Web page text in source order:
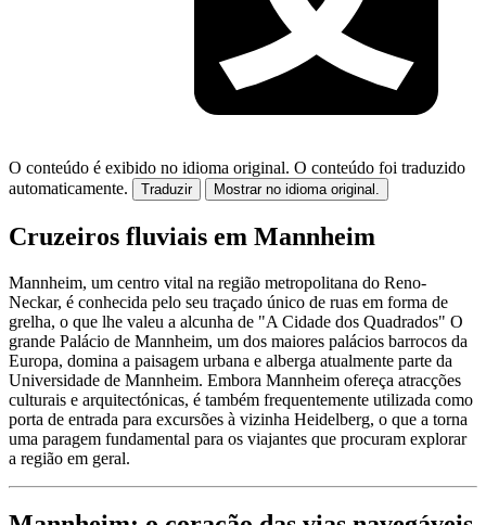
O conteúdo é exibido no idioma original. O conteúdo foi traduzido
automaticamente.
Traduzir Mostrar no idioma original.
Cruzeiros fluviais em Mannheim
Mannheim, um centro vital na região metropolitana do Reno-
Neckar, é conhecida pelo seu traçado único de ruas em forma de
grelha, o que lhe valeu a alcunha de "A Cidade dos Quadrados" O
grande Palácio de Mannheim, um dos maiores palácios barrocos da
Europa, domina a paisagem urbana e alberga atualmente parte da
Universidade de Mannheim. Embora Mannheim ofereça atracções
culturais e arquitectónicas, é também frequentemente utilizada como
porta de entrada para excursões à vizinha Heidelberg, o que a torna
uma paragem fundamental para os viajantes que procuram explorar
a região em geral.